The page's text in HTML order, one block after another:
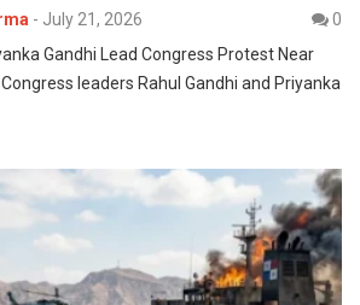
- July 21, 2026
0
Gandhi Lead Congress Protest Near
Congress leaders Rahul Gandhi and Priyanka